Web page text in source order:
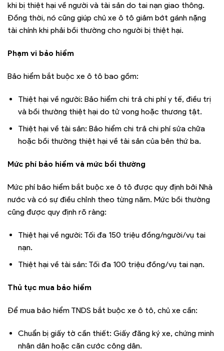
khi bị thiệt hại về người và tài sản do tai nạn giao thông.
Đồng thời, nó cũng giúp chủ xe ô tô giảm bớt gánh nặng
tài chính khi phải bồi thường cho người bị thiệt hại.
Phạm vi bảo hiểm
Bảo hiểm bắt buộc xe ô tô bao gồm:
Thiệt hại về người: Bảo hiểm chi trả chi phí y tế, điều trị
và bồi thường thiệt hại do tử vong hoặc thương tật.
Thiệt hại về tài sản: Bảo hiểm chi trả chi phí sửa chữa
hoặc bồi thường thiệt hại về tài sản của bên thứ ba.
Mức phí bảo hiểm và mức bồi thường
Mức phí bảo hiểm bắt buộc xe ô tô được quy định bởi Nhà
nước và có sự điều chỉnh theo từng năm. Mức bồi thường
cũng được quy định rõ ràng:
Thiệt hại về người: Tối đa 150 triệu đồng/người/vụ tai
nạn.
Thiệt hại về tài sản: Tối đa 100 triệu đồng/vụ tai nạn.
Thủ tục mua bảo hiểm
Để mua bảo hiểm TNDS bắt buộc xe ô tô, chủ xe cần:
Chuẩn bị giấy tờ cần thiết: Giấy đăng ký xe, chứng minh
nhân dân hoặc căn cước công dân.